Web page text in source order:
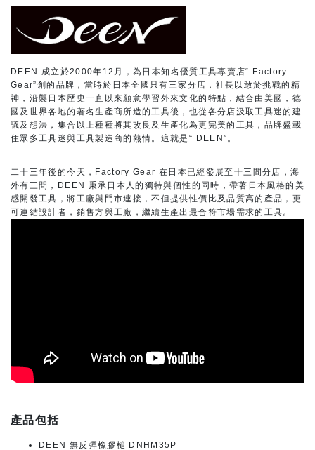
DEEN 成立於2000年12月，為日本知名優質工具專賣店“ Factory
Gear”創的品牌，當時於日本全國只有三家分店，社長以敢於挑戰的精
神，沿襲日本歷史一直以來願意學習外來文化的特點，結合由美國，德
國及世界各地的著名生產商所造的工具後，也從各分店汲取工具迷的建
議及想法，集合以上種種將其改良及生產化為更完美的工具，品牌盛載
住眾多工具迷與工具製造商的熱情。這就是“ DEEN”。
二十三年後的今天，Factory Gear 在日本已經發展至十三間分店，海
外有三間，DEEN 秉承日本人的獨特與個性的同時，帶著日本風格的美
感開發工具，將工廠與門市連接，不但提供性價比及品質高的產品，更
可連結設計者，銷售方與工廠，繼續生產出最合符市場需求的工具。
產品包括
DEEN 無反彈橡膠槌 DNHM35P